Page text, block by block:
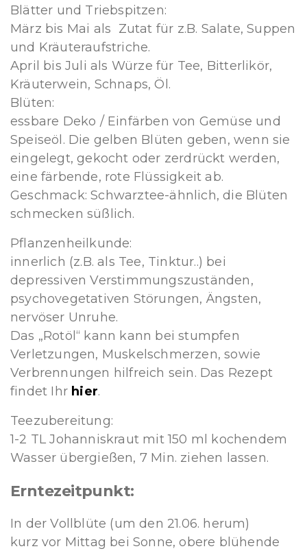
Blätter und Triebspitzen:
März bis Mai als Zutat für z.B. Salate, Suppen
und Kräuteraufstriche.
April bis Juli als Würze für Tee, Bitterlikör,
Kräuterwein, Schnaps, Öl.
Blüten:
essbare Deko / Einfärben von Gemüse und
Speiseöl. Die gelben Blüten geben, wenn sie
eingelegt, gekocht oder zerdrückt werden,
eine färbende, rote Flüssigkeit ab.
Geschmack: Schwarztee-ähnlich, die Blüten
schmecken süßlich.
Pflanzenheilkunde:
innerlich (z.B. als Tee, Tinktur..) bei
depressiven Verstimmungszuständen,
psychovegetativen Störungen, Ängsten,
nervöser Unruhe.
Das „Rotöl“ kann kann bei stumpfen
Verletzungen, Muskelschmerzen, sowie
Verbrennungen hilfreich sein. Das Rezept
findet Ihr hier.
Teezubereitung:
1-2 TL Johanniskraut mit 150 ml kochendem
Wasser übergießen, 7 Min. ziehen lassen.
Erntezeitpunkt:
In der Vollblüte (um den 21.06. herum)
kurz vor Mittag bei Sonne, obere blühende